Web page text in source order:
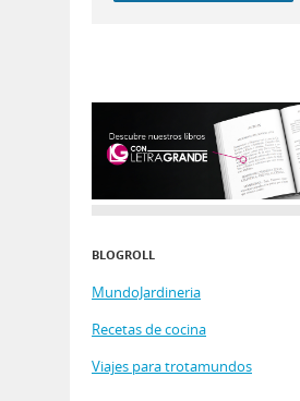
BLOGROLL
MundoJardineria
Recetas de cocina
Viajes para trotamundos